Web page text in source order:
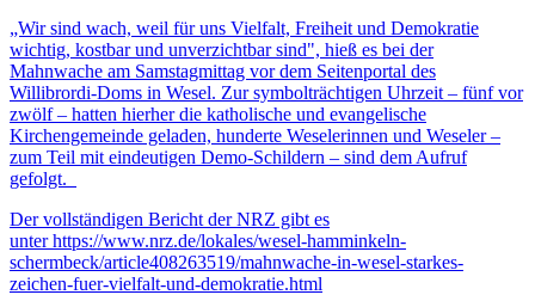
„Wir sind wach, weil für uns Vielfalt, Freiheit und Demokratie
wichtig, kostbar und unverzichtbar sind", hieß es bei der
Mahnwache am Samstagmittag vor dem Seitenportal des
Willibrordi-Doms in Wesel. Zur symbolträchtigen Uhrzeit – fünf vor
zwölf – hatten hierher die katholische und evangelische
Kirchengemeinde geladen, hunderte Weselerinnen und Weseler –
zum Teil mit eindeutigen Demo-Schildern – sind dem Aufruf
gefolgt.
Der vollständigen Bericht der NRZ gibt es
unter https://www.nrz.de/lokales/wesel-hamminkeln-
schermbeck/article408263519/mahnwache-in-wesel-starkes-
zeichen-fuer-vielfalt-und-demokratie.html